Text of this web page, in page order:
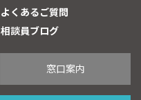
よくあるご質問
相談員ブログ
窓口案内